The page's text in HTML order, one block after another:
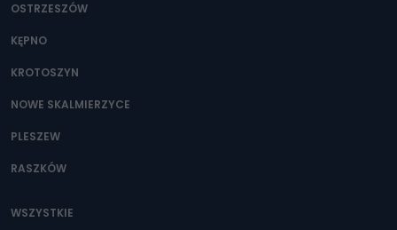
OSTRZESZÓW
KĘPNO
KROTOSZYN
NOWE SKALMIERZYCE
PLESZEW
RASZKÓW
WSZYSTKIE